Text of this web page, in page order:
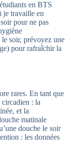
en BTS
je travaille en
pour ne pas
soir, prévoyez une
pour rafraîchir la
rares. En tant que
: la
et la
matinale
douche le soir
: les données